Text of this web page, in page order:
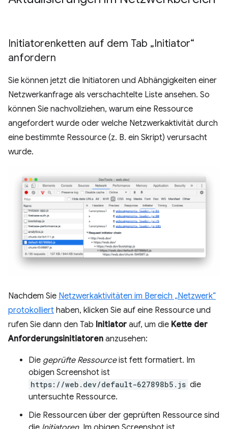
Initiatorenketten auf dem Tab „Initiator“
anfordern
Sie können jetzt die Initiatoren und Abhängigkeiten einer
Netzwerkanfrage als verschachtelte Liste ansehen. So
können Sie nachvollziehen, warum eine Ressource
angefordert wurde oder welche Netzwerkaktivität durch
eine bestimmte Ressource (z. B. ein Skript) verursacht
wurde.
Nachdem Sie Netzwerkaktivitäten im Bereich „Netzwerk“
protokolliert haben, klicken Sie auf eine Ressource und
rufen Sie dann den Tab Initiator auf, um die Kette der
Anforderungsinitiatoren anzusehen:
Die geprüfte Ressourceist fett formatiert. Im
obigen Screenshot ist
https://web.dev/default-627898b5.js die
untersuchte Ressource.
Die Ressourcen über der geprüften Ressource sind